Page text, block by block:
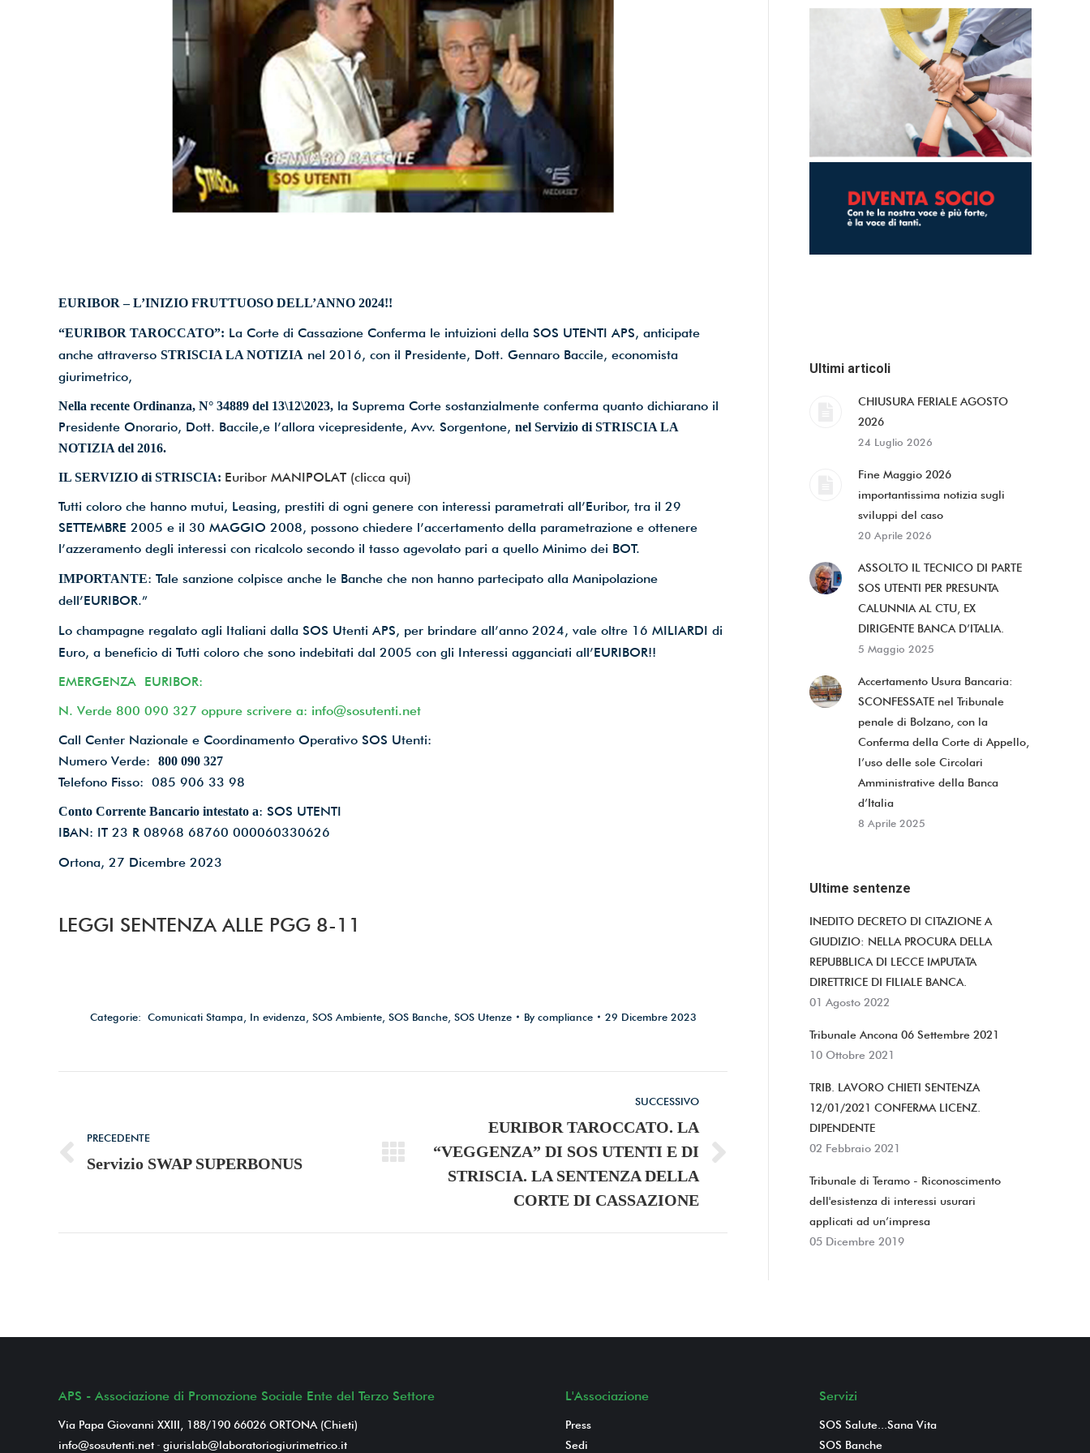
EURIBOR – L’INIZIO FRUTTUOSO DELL’ANNO 2024!!
“EURIBOR TAROCCATO”: La Corte di Cassazione Conferma le intuizioni della SOS UTENTI APS, anticipate
anche attraverso STRISCIA LA NOTIZIA nel 2016, con il Presidente, Dott. Gennaro Baccile, economista
giurimetrico,
Nella recente Ordinanza, N° 34889 del 13\12\2023, la Suprema Corte sostanzialmente conferma quanto dichiarano il
Presidente Onorario, Dott. Baccile,e l’allora vicepresidente, Avv. Sorgentone, nel Servizio di STRISCIA LA
NOTIZIA del 2016.
IL SERVIZIO di STRISCIA: Euribor MANIPOLAT (clicca qui)
Tutti coloro che hanno mutui, Leasing, prestiti di ogni genere con interessi parametrati all’Euribor, tra il 29
SETTEMBRE 2005 e il 30 MAGGIO 2008, possono chiedere l’accertamento della parametrazione e ottenere
l’azzeramento degli interessi con ricalcolo secondo il tasso agevolato pari a quello Minimo dei BOT.
IMPORTANTE: Tale sanzione colpisce anche le Banche che non hanno partecipato alla Manipolazione
dell’EURIBOR.”
Lo champagne regalato agli Italiani dalla SOS Utenti APS, per brindare all’anno 2024, vale oltre 16 MILIARDI di
Euro, a beneficio di Tutti coloro che sono indebitati dal 2005 con gli Interessi agganciati all’EURIBOR!!
EMERGENZA EURIBOR:
N. Verde 800 090 327 oppure scrivere a: info@sosutenti.net
Call Center Nazionale e Coordinamento Operativo SOS Utenti:
Numero Verde: 800 090 327
Telefono Fisso: 085 906 33 98
Conto Corrente Bancario intestato a: SOS UTENTI
IBAN: IT 23 R 08968 68760 000060330626
Ortona, 27 Dicembre 2023
LEGGI SENTENZA ALLE PGG 8-11
Categorie: Comunicati Stampa In evidenza SOS Ambiente, SOS Banche, SOS Utenze Bycompliance 29 Dicembre 2023
navigazione
PRECEDENTE
Stile
Servizio SWAP SUPERBONUS
SUCCESSIVO
Numero
EURIBOR TAROCCATO. LA
“VEGGENZA” DI SOS UTENTI E DI
STRISCIA. LA SENTENZA DELLA
CORTE DI CASSAZIONE
Ultimi articoli
CHIUSURA FERIALE AGOSTO
2026
24 Luglio 2026
Fine Maggio 2026
importantissima notizia sugli
sviluppi del caso
20 Aprile 2026
ASSOLTO IL TECNICO DI PARTE
SOS UTENTI PER PRESUNTA
CALUNNIA AL CTU, EX
DIRIGENTE BANCA D’ITALIA.
5 Maggio 2025
Accertamento Usura Bancaria:
SCONFESSATE nel Tribunale
penale di Bolzano, con la
Conferma della Corte di Appello,
l’uso delle sole Circolari
Amministrative della Banca
d’Italia
8 Aprile 2025
Ultime sentenze
INEDITO DECRETO DI CITAZIONE A
GIUDIZIO: NELLA PROCURA DELLA
REPUBBLICA DI LECCE IMPUTATA
DIRETTRICE DI FILIALE BANCA.
01 Agosto 2022
Tribunale Ancona 06 Settembre 2021
10 Ottobre 2021
TRIB. LAVORO CHIETI SENTENZA
12/01/2021 CONFERMA LICENZ.
DIPENDENTE
02 Febbraio 2021
Tribunale di Teramo - Riconoscimento
dell'esistenza di interessi usurari
applicati ad un’impresa
05 Dicembre 2019
APS - Associazione di Promozione Sociale Ente del Terzo Settore
Via Papa Giovanni XXIII, 188/190 66026 ORTONA (Chieti)
info@sosutenti.net - giurislab@laboratoriogiurimetrico.it
L'Associazione
Press
Sedi
Servizi
SOS Salute...Sana Vita
SOS Banche
Email*
Accetto le condizioni per il trattamento dei dati*
Iscriviti ora!